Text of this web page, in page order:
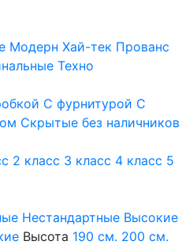
Модерн Хай-тек Прованс
Техно
С фурнитурой С
Скрытые без наличников
2 класс 3 класс 4 класс 5
Нестандартные Высокие
Высота 190 см. 200 см.